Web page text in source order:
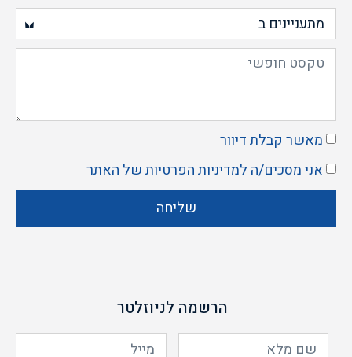
מאשר קבלת דיוור
אני מסכים/ה למדיניות הפרטיותשל האתר
שליחה
הרשמה לניוזלטר